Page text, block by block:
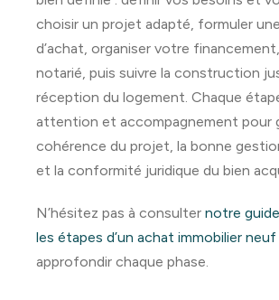
choisir un projet adapté, formuler
d’achat, organiser votre
notarié, puis suivre la construction
réception du logement. Chaque
attention et accompagnement pour
cohérence du projet, la bonne
et la conformité juridique du bien
N’hésitez pas à consulter notre
les étapes d’un achat immobilier neuf
approfondir chaque phase.